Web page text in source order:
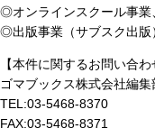
◎オンラインスクール事業
◎出版事業（サブスク出版
【本件に関するお問い合わ
ゴマブックス株式会社編集
TEL:03-5468-8370
FAX:03-5468-8371